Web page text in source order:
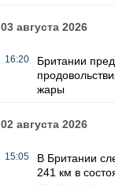
03 августа 2026
16:20
Британии
жары
02 августа 2026
15:05
В Британии
241 км в